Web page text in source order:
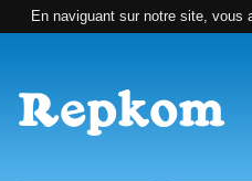
En naviguant sur notre site, vous